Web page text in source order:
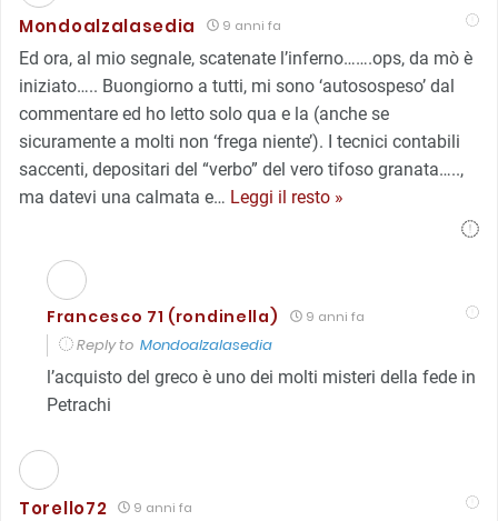
Mondoalzalasedia 9 anni fa
Ed ora, al mio segnale, scatenate l’inferno…….ops, da mò è
iniziato….. Buongiorno a tutti, mi sono ‘autosospeso’ dal
commentare ed ho letto solo qua e la (anche se
sicuramente a molti non ‘frega niente’). I tecnici contabili
saccenti, depositari del “verbo” del vero tifoso granata…..,
ma datevi una calmata e… Leggi il resto »
Francesco 71 (rondinella) 9 anni fa
Reply to Mondoalzalasedia
l’acquisto del greco è uno dei molti misteri della fede in
Petrachi
Torello72 9 anni fa